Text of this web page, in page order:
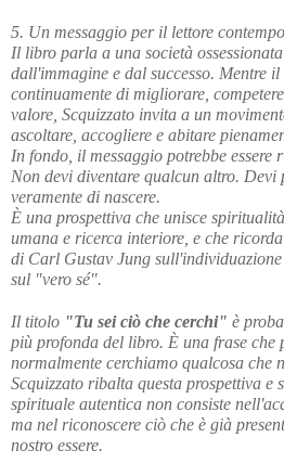
5. Un messaggio per il lettore
Il libro parla a una società
dall'immagine e dal successo. Mentre
continuamente di migliorare,
valore, Scquizzato invita a un
ascoltare, accogliere e abitare
In fondo, il messaggio potrebbe essere
Non devi diventare qualcun altro. Devi
veramente di nascere.
È una prospettiva che unisce
umana e ricerca interiore, e che
di Carl Gustav Jung
sul "vero sé".
Il titolo "Tu sei ciò che cerchi" è
più profonda del libro. È una frase che
normalmente cerchiamo qualcosa che
Scquizzato ribalta questa prospettiva e
spirituale autentica non consiste
ma nel riconoscere ciò che è già
nostro essere.